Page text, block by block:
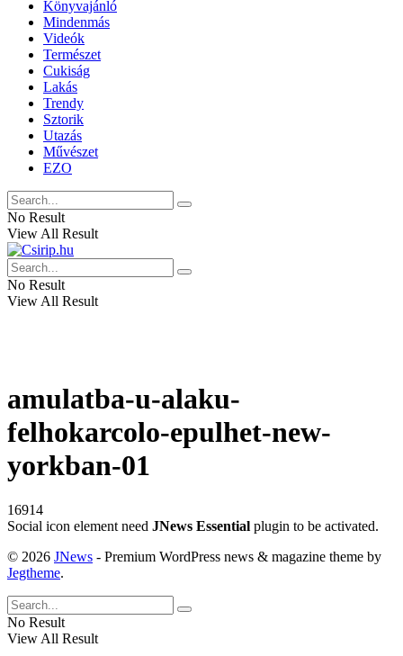
Könyvajánló
Mindenmás
Videók
Természet
Cukiság
Lakás
Trendy
Sztorik
Utazás
Művészet
EZO
No Result
View All Result
No Result
View All Result
amulatba-u-alaku-
felhokarcolo-epulhet-new-
yorkban-01
16914
Social icon element need JNews Essential plugin to be activated.
© 2026 JNews - Premium WordPress news & magazine theme by
Jegtheme.
No Result
View All Result